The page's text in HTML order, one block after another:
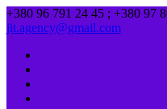
+380 96 791 24 45 ; +380 97
jit.agency@gmail.com